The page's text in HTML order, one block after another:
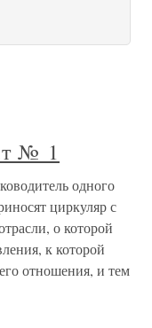
№ 1
одного
циркуляр с
о которой
к которой
отношения, и тем